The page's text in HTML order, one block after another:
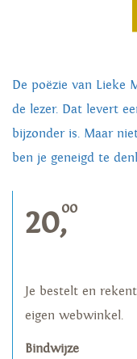
De poëzie van Lieke
de lezer. Dat levert
bijzonder is. Maar
ben je geneigd te
20,00
Je bestelt en
eigen webwinkel.
Bindwijze